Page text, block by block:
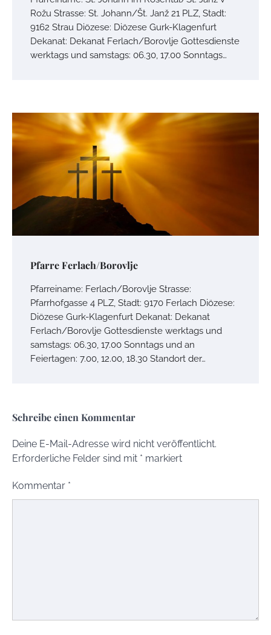
Rožu Strasse: St. Johann/Št. Janž 21 PLZ, Stadt:
9162 Strau Diözese: Diözese Gurk-Klagenfurt
Dekanat: Dekanat Ferlach/Borovlje Gottesdienste
werktags und samstags: 06.30, 17.00 Sonntags…
Pfarre Ferlach/Borovlje
Pfarreiname: Ferlach/Borovlje Strasse:
Pfarrhofgasse 4 PLZ, Stadt: 9170 Ferlach Diözese:
Diözese Gurk-Klagenfurt Dekanat: Dekanat
Ferlach/Borovlje Gottesdienste werktags und
samstags: 06.30, 17.00 Sonntags und an
Feiertagen: 7.00, 12.00, 18.30 Standort der…
Schreibe einen Kommentar
Deine E-Mail-Adresse wird nicht veröffentlicht.
Erforderliche Felder sind mit * markiert
Kommentar *